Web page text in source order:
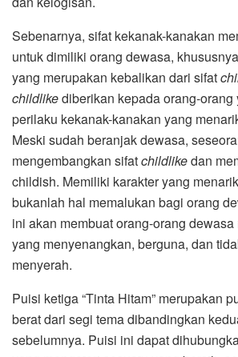
Sebenarnya, sifat kekanak-kanakan
untuk dimiliki orang dewasa,
yang merupakan kebalikan dari sifat
childlikediberikan kepada orang-orang
perilaku kekanak-kanakan yang
Meski sudah beranjak dewasa,
mengembangkan sifatchildlikedan
childish. Memiliki karakter yang
bukanlah hal memalukan bagi orang
ini akan membuat orang-orang
yang menyenangkan, berguna, dan
menyerah.
Puisi ketiga “Tinta Hitam” merupakan
berat dari segi tema dibandingkan
sebelumnya. Puisi ini dapat